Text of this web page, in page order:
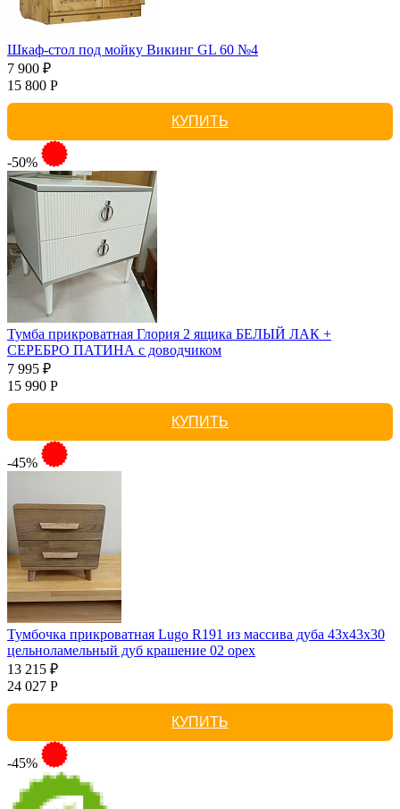
Шкаф-стол под мойку Викинг GL 60 №4
7 900 ₽
15 800 Р
КУПИТЬ
-50%
Тумба прикроватная Глория 2 ящика БЕЛЫЙ ЛАК +
СЕРЕБРО ПАТИНА с доводчиком
7 995 ₽
15 990 Р
КУПИТЬ
-45%
Тумбочка прикроватная Lugo R191 из массива дуба 43х43х30
цельноламельный дуб крашение 02 орех
13 215 ₽
24 027 Р
КУПИТЬ
-45%